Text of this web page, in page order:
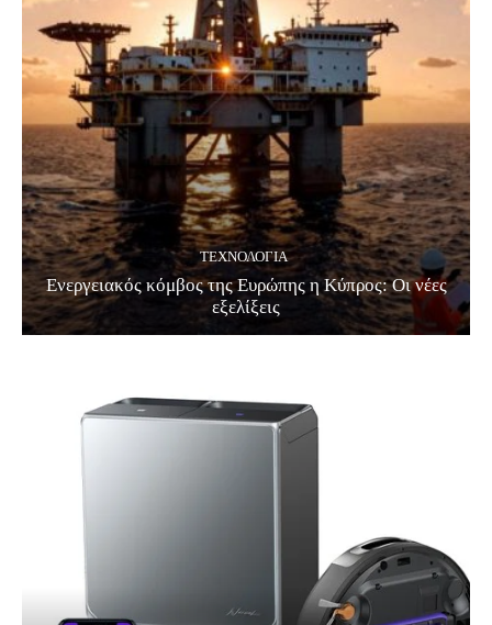
ΤΕΧΝΟΛΟΓΊΑ
Ενεργειακός κόμβος της Ευρώπης η Κύπρος: Οι νέες
εξελίξεις